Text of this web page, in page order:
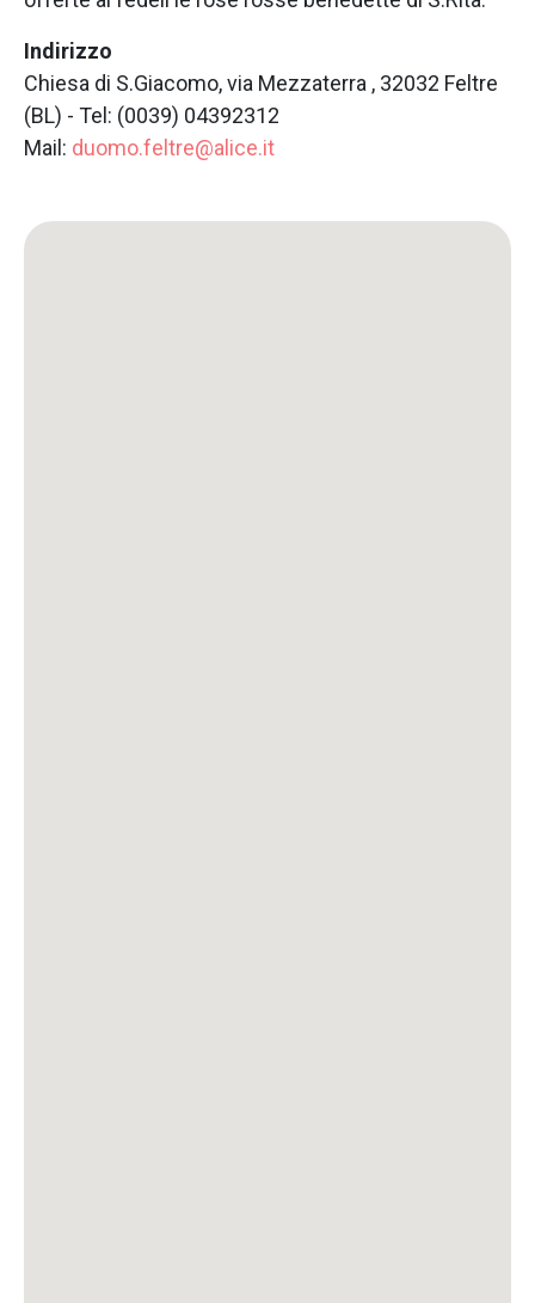
Indirizzo
Chiesa di S.Giacomo, via Mezzaterra , 32032 Feltre
(BL) - Tel: (0039) 04392312
Mail: duomo.feltre@alice.it